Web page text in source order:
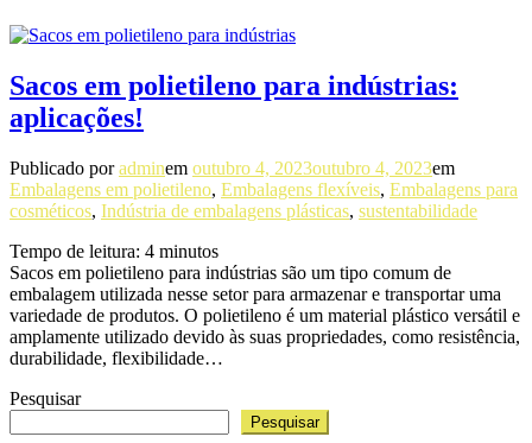
Sacos em polietileno para indústrias:
aplicações!
Publicado poradminem outubro 4, 2023outubro 4, 2023em
Embalagens em polietileno, Embalagens flexíveis, Embalagens para
cosméticos, Indústria de embalagens plásticas, sustentabilidade
Tempo de leitura: 4 minutos
Sacos em polietileno para indústrias são um tipo comum de
embalagem utilizada nesse setor para armazenar e transportar uma
variedade de produtos. O polietileno é um material plástico versátil e
amplamente utilizado devido às suas propriedades, como resistência,
durabilidade, flexibilidade…
Pesquisar
Pesquisar